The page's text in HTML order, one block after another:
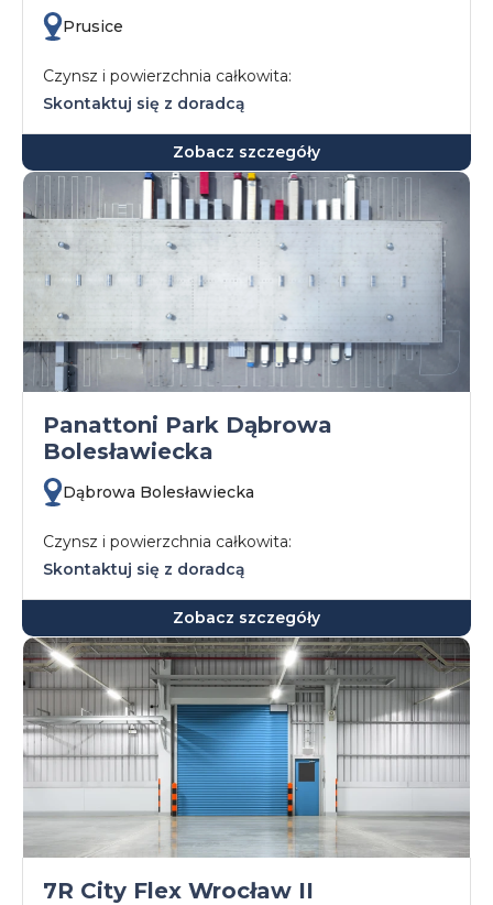
Prusice
Czynsz i powierzchnia całkowita:
Skontaktuj się z doradcą
Zobacz szczegóły
Panattoni Park Dąbrowa
Bolesławiecka
Dąbrowa Bolesławiecka
Czynsz i powierzchnia całkowita:
Skontaktuj się z doradcą
Zobacz szczegóły
7R City Flex Wrocław II